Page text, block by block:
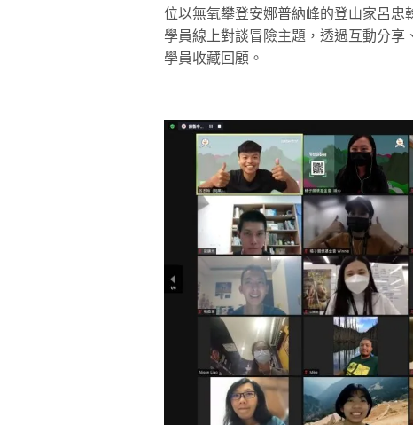
位以無氧攀登安娜普納峰的登山家呂忠
學員線上對談冒險主題，透過互動分
學員收藏回顧。